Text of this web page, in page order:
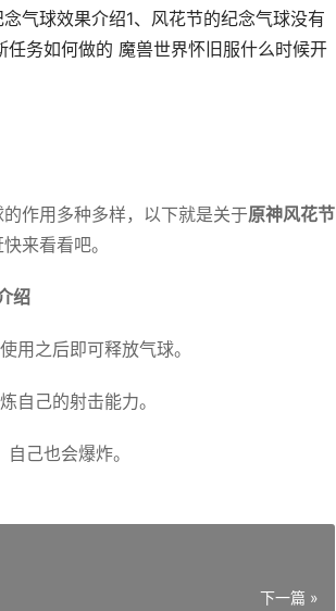
气球效果介绍1、风花节的纪念气球没有
务如何做的 魔兽世界怀旧服什么时候开
作用多种多样，以下就是关于原神风花节
来看看吧。
绍
用之后即可释放气球。
自己的射击能力。
己也会爆炸。
下一篇 »